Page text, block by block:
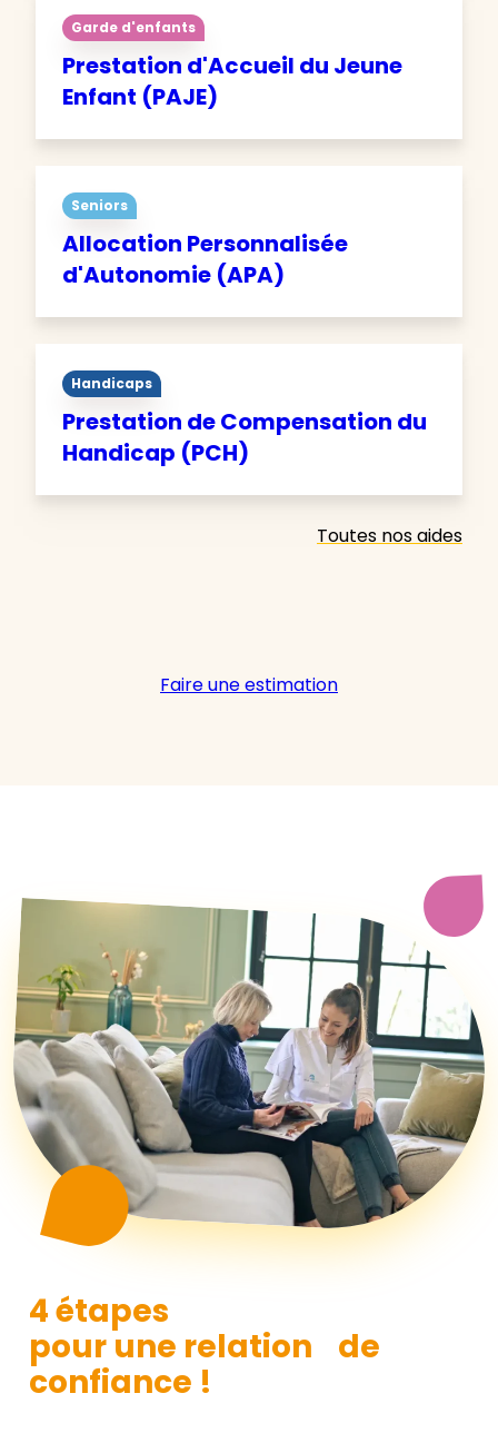
Garde d'enfants
Prestation d'Accueil du Jeune
Enfant (PAJE)
Seniors
Allocation Personnalisée
d'Autonomie (APA)
Handicaps
Prestation de Compensation du
Handicap (PCH)
Toutes nos aides
Faire une estimation
4 étapes
pour une relation de
confiance !